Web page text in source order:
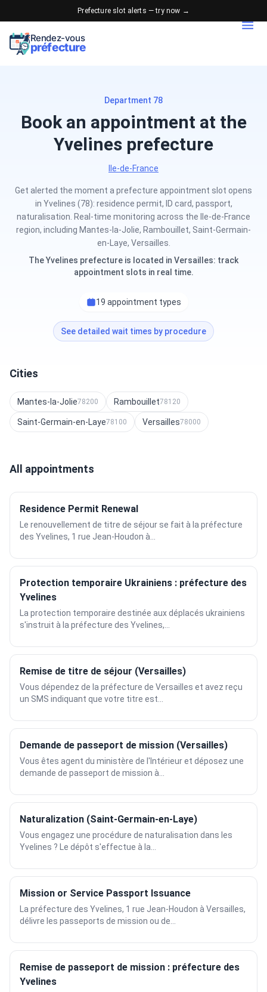
Prefecture slot alerts — try now →
Rendez-vous
préfecture
Department 78
Book an appointment at the
Yvelines prefecture
Ile-de-France
Get alerted the moment a prefecture appointment slot opens
in Yvelines (78): residence permit, ID card, passport,
naturalisation. Real-time monitoring across the Ile-de-France
region, including Mantes-la-Jolie, Rambouillet, Saint-Germain-
en-Laye, Versailles.
The Yvelines prefecture is located in Versailles: track
appointment slots in real time.
19 appointment types
See detailed wait times by procedure
Cities
Mantes-la-Jolie78200 Rambouillet78120
Saint-Germain-en-Laye78100 Versailles78000
All appointments
Residence Permit Renewal
Le renouvellement de titre de séjour se fait à la préfecture
des Yvelines, 1 rue Jean-Houdon à...
Protection temporaire Ukrainiens : préfecture des
Yvelines
La protection temporaire destinée aux déplacés ukrainiens
s'instruit à la préfecture des Yvelines,...
Remise de titre de séjour (Versailles)
Vous dépendez de la préfecture de Versailles et avez reçu
un SMS indiquant que votre titre est...
Demande de passeport de mission (Versailles)
Vous êtes agent du ministère de l'Intérieur et déposez une
demande de passeport de mission à...
Naturalization (Saint-Germain-en-Laye)
Vous engagez une procédure de naturalisation dans les
Yvelines ? Le dépôt s'effectue à la...
Mission or Service Passport Issuance
La préfecture des Yvelines, 1 rue Jean-Houdon à Versailles,
délivre les passeports de mission ou de...
Remise de passeport de mission : préfecture des
Yvelines